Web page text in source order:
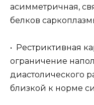
асимметричная,
белков
• Рестриктивная
ограничение
диастолического
близкой к норме